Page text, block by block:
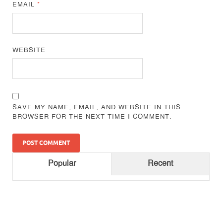
EMAIL*
WEBSITE
SAVE MY NAME, EMAIL, AND WEBSITE IN THIS
BROWSER FOR THE NEXT TIME I COMMENT.
Popular Recent